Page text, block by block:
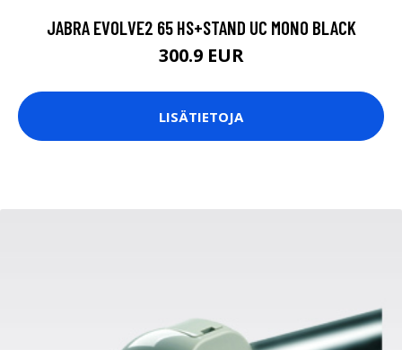
JABRA EVOLVE2 65 HS+STAND UC MONO BLACK
300.9 EUR
LISÄTIETOJA